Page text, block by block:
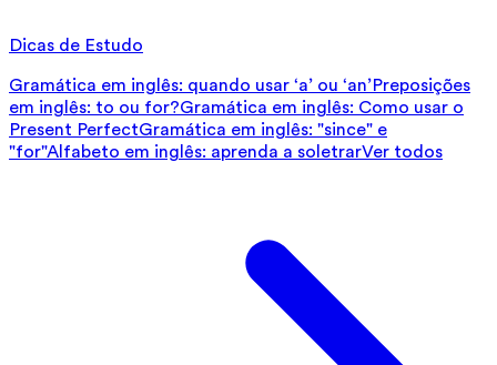
Dicas de Estudo
Gramática em inglês: quando usar ‘a’ ou ‘an’Preposições
em inglês: to ou for?Gramática em inglês: Como usar o
Present PerfectGramática em inglês: "since" e
"for"Alfabeto em inglês: aprenda a soletrarVer todos